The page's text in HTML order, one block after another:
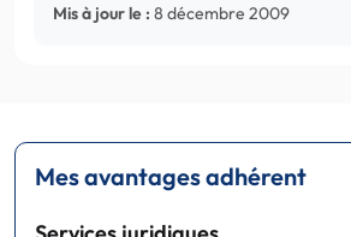
Mis à jour le : 8 décembre 2009
Mes avantages adhérent